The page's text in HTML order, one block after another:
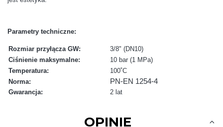
Parametry techniczne:
Rozmiar przyłącza GW:
3/8" (DN10)
Ciśnienie maksymalne:
10 bar (1 MPa)
Temperatura:
100˚C
Norma:
PN-EN 1254-4
Gwarancja: 2 lat
OPINIE